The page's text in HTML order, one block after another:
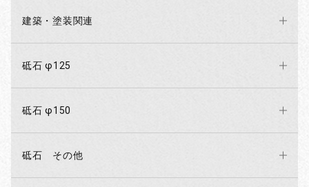
建築・塗装関連
砥石 φ125
砥石 φ150
砥石 その他